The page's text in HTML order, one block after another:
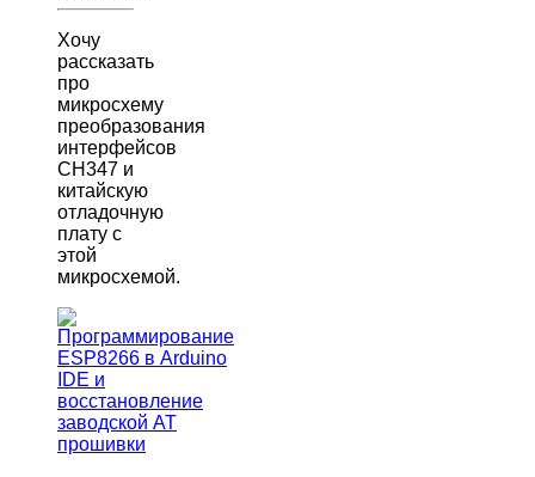
Хочу
рассказать
про
микросхему
преобразования
интерфейсов
CH347 и
китайскую
отладочную
плату с
этой
микросхемой.